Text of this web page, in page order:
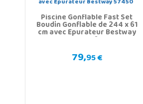
Piscine Gonflable Fast Set
Boudin Gonflable de 244 x 61
cm avec Epurateur Bestway
57450
79,95 €